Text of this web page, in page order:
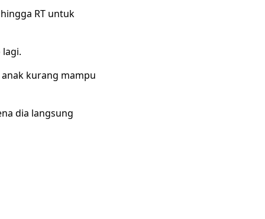
RT untuk
lagi.
kurang mampu
dia langsung